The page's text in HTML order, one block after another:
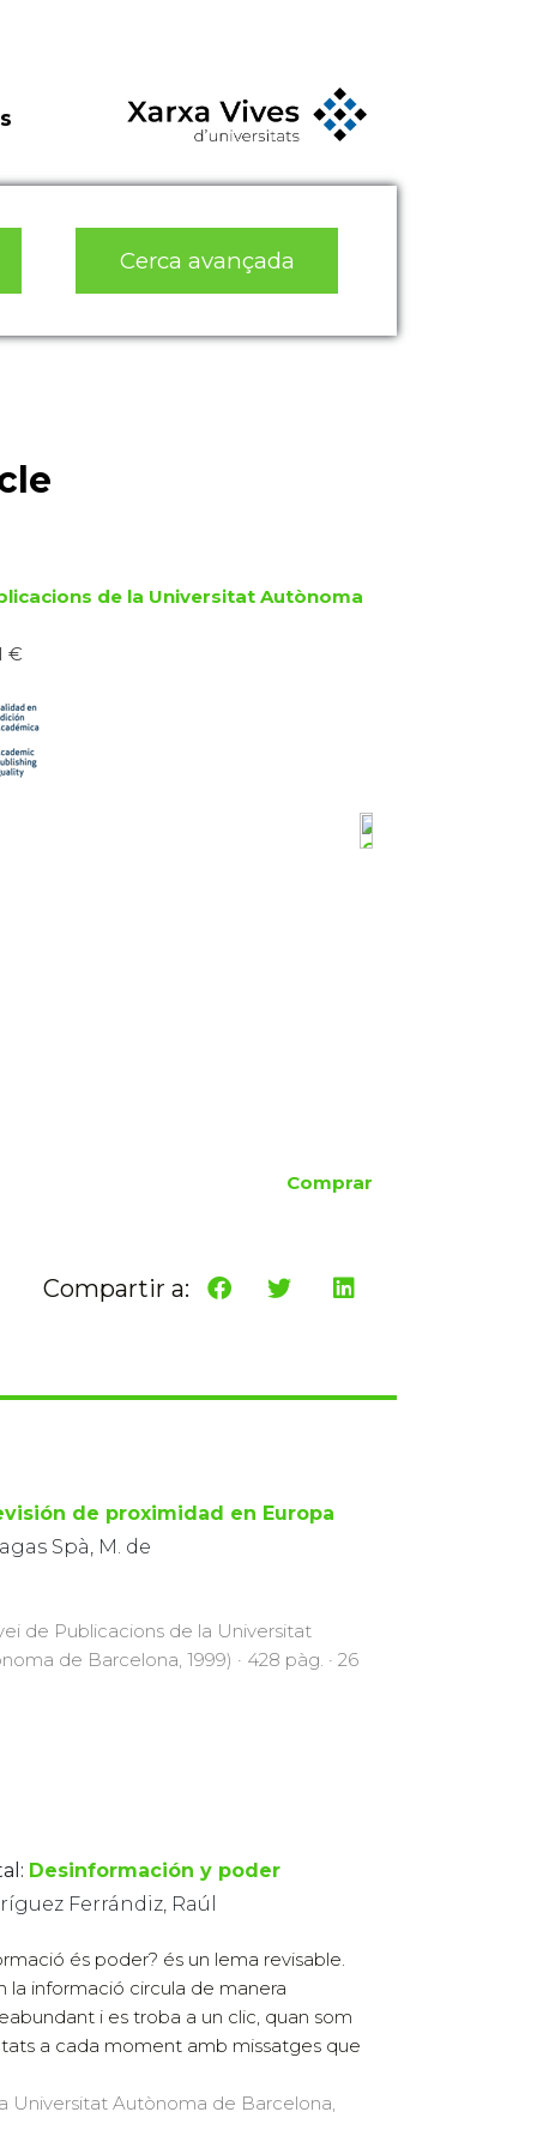
Cerca avançada
de la Universitat Autònoma
€
Comprar
Compartir a:
de proximidad en Europa
Spà, M. de
de Publicacions de la Universitat
de Barcelona, 1999) · 428 pàg. · 26
Desinformación y poder
Ferrándiz, Raúl
és poder? és un lema revisable.
la informació circula de manera
i es troba a un clic, quan som
a cada moment amb missatges que
Universitat Autònoma de Barcelona,